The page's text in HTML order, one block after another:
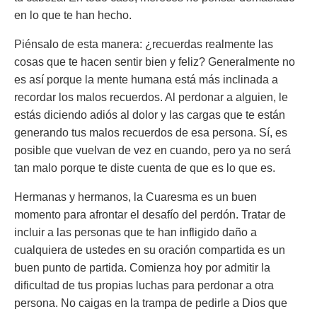
en lo que te han hecho.
Piénsalo de esta manera: ¿recuerdas realmente las
cosas que te hacen sentir bien y feliz? Generalmente no
es así porque la mente humana está más inclinada a
recordar los malos recuerdos. Al perdonar a alguien, le
estás diciendo adiós al dolor y las cargas que te están
generando tus malos recuerdos de esa persona. Sí, es
posible que vuelvan de vez en cuando, pero ya no será
tan malo porque te diste cuenta de que es lo que es.
Hermanas y hermanos, la Cuaresma es un buen
momento para afrontar el desafío del perdón. Tratar de
incluir a las personas que te han infligido daño a
cualquiera de ustedes en su oración compartida es un
buen punto de partida. Comienza hoy por admitir la
dificultad de tus propias luchas para perdonar a otra
persona. No caigas en la trampa de pedirle a Dios que